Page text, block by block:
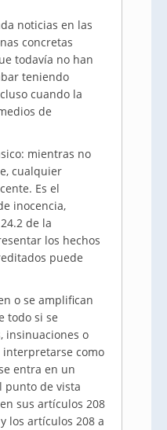
noticias en las
concretas
todavía no han
teniendo
cuando la
de
mientras no
cualquier
Es el
inocencia,
de la
los hechos
puede
o se amplifican
todo si se
insinuaciones o
como
entra en un
punto de vista
sus artículos 208
los artículos 208 a